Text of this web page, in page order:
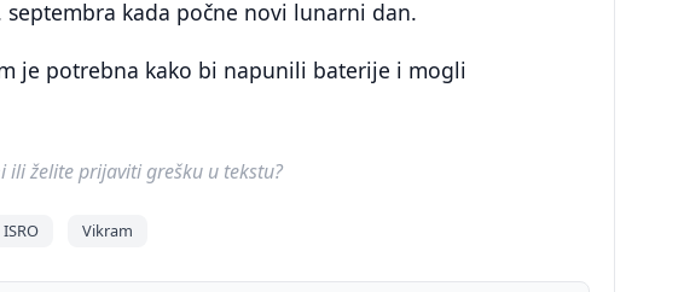
kada počne novi lunarni dan.
je potrebna kako bi napunili baterije i mogli
ili želite prijaviti grešku u tekstu?
ISRO Vikram